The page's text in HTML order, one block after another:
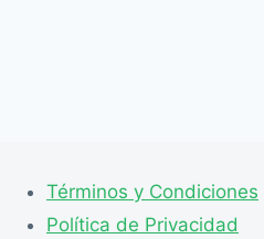
Términos y Condiciones
Política de Privacidad